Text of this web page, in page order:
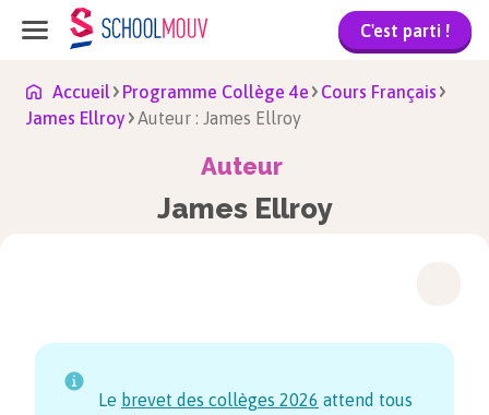
C'est parti !
Accueil Programme Collège 4e
Cours Français
James Ellroy
Auteur : James Ellroy
Auteur
James Ellroy
Le brevet des collèges 2026 attend tous